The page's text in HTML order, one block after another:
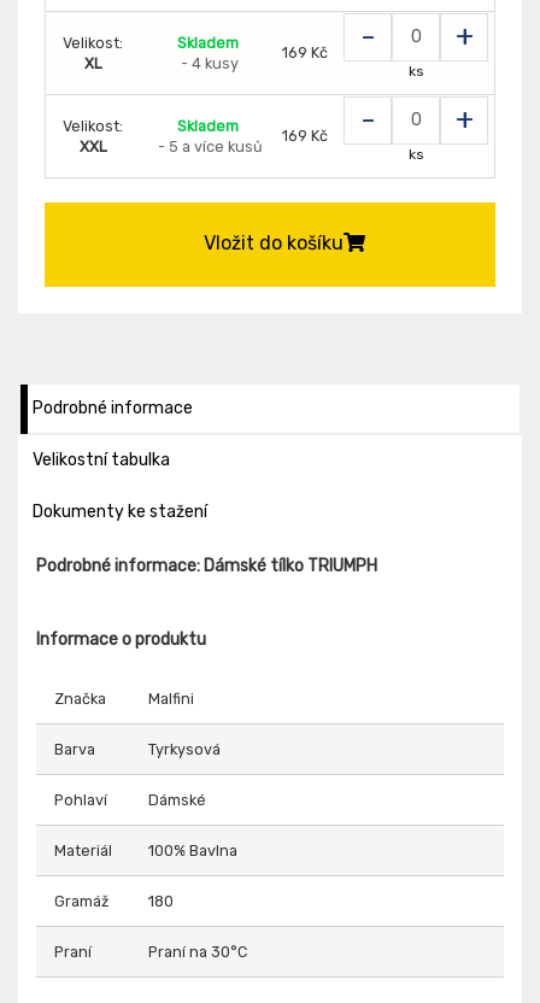
Velikost:
XL
Skladem
- 4 kusy
169 Kč - +
ks
Velikost:
XXL
Skladem
- 5 a více kusů
169 Kč - +
ks
Vložit do košíku
Podrobné informace
Velikostní tabulka
Dokumenty ke stažení
Podrobné informace: Dámské tílko TRIUMPH
Informace o produktu
Značka Malfini
Barva Tyrkysová
Pohlaví Dámské
Materiál 100% Bavlna
Gramáž 180
Praní Praní na 30°C